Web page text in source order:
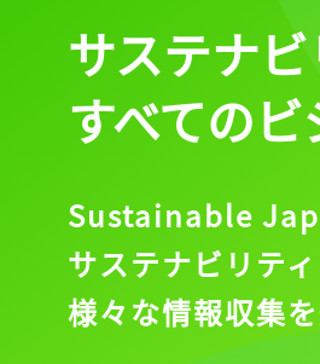
サステナ
すべての
Sustainable
サステナビリテ
様々な情報収集